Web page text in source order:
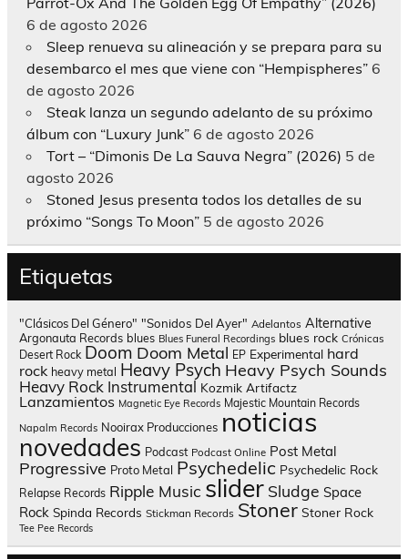
6 de agosto 2026
Sleep renueva su alineación y se prepara para su
desembarco el mes que viene con “Hempispheres” 6
de agosto 2026
Steak lanza un segundo adelanto de su próximo
álbum con “Luxury Junk” 6 de agosto 2026
Tort – “Dimonis De La Sauva Negra” (2026) 5 de
agosto 2026
Stoned Jesus presenta todos los detalles de su
próximo “Songs To Moon” 5 de agosto 2026
Etiquetas
"Clásicos Del Género" "Sonidos Del Ayer" Adelantos Alternative
Argonauta Records blues Blues Funeral Recordings blues rock Crónicas
Desert Rock Doom Doom Metal EP Experimental hard
rock heavy metal Heavy Psych Heavy Psych Sounds
Heavy Rock Instrumental Kozmik Artifactz
Lanzamientos Magnetic Eye Records Majestic Mountain Records
Napalm Records Nooirax Producciones noticias
novedades Podcast Podcast Online Post Metal
Progressive Proto Metal Psychedelic Psychedelic Rock
Relapse Records Ripple Music slider Sludge Space
Rock Spinda Records Stickman Records Stoner Stoner Rock
Tee Pee Records